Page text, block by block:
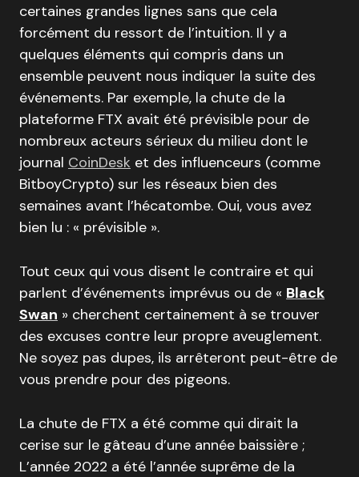
certaines grandes lignes sans que cela
forcément du ressort de l’intuition. Il y a
quelques éléments qui compris dans un
ensemble peuvent nous indiquer la suite des
événements. Par exemple, la chute de la
plateforme FTX avait été prévisible pour de
nombreux acteurs sérieux du milieu dont le
journal CoinDesk et des influenceurs (comme
BitboyCrypto) sur les réseaux bien des
semaines avant l’hécatombe. Oui, vous avez
bien lu : « prévisible ».
Tout ceux qui vous disent le contraire et qui
parlent d’événements imprévus ou de « Black
Swan » cherchent certainement à se trouver
des excuses contre leur propre aveuglement.
Ne soyez pas dupes, ils arrêteront peut-être de
vous prendre pour des pigeons.
La chute de FTX a été comme qui dirait la
cerise sur le gâteau d’une année baissière ;
L’année 2022 a été l’année suprême de la